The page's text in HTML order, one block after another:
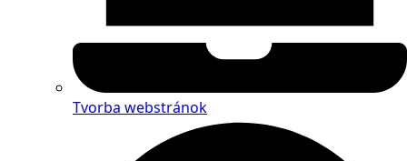
Tvorba webstránok